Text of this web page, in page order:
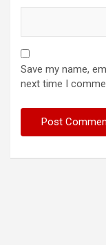
Save my name,
next time I